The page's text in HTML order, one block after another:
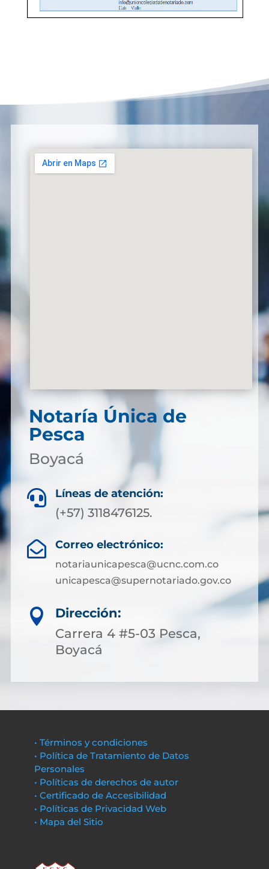
Notaría Única de
Pesca
Boyacá
 Líneas de atención:
(+57) 3118476125.
 Correo electrónico:
notariaunicapesca@ucnc.com.co
unicapesca@supernotariado.gov.co

Dirección:
Carrera 4 #5-03 Pesca,
Boyacá
• Términos y condiciones
• Política de Tratamiento de Datos
Personales
• Políticas de derechos de autor
• Certificado de Accesibilidad
• Políticas de Privacidad Web
• Mapa del Sitio